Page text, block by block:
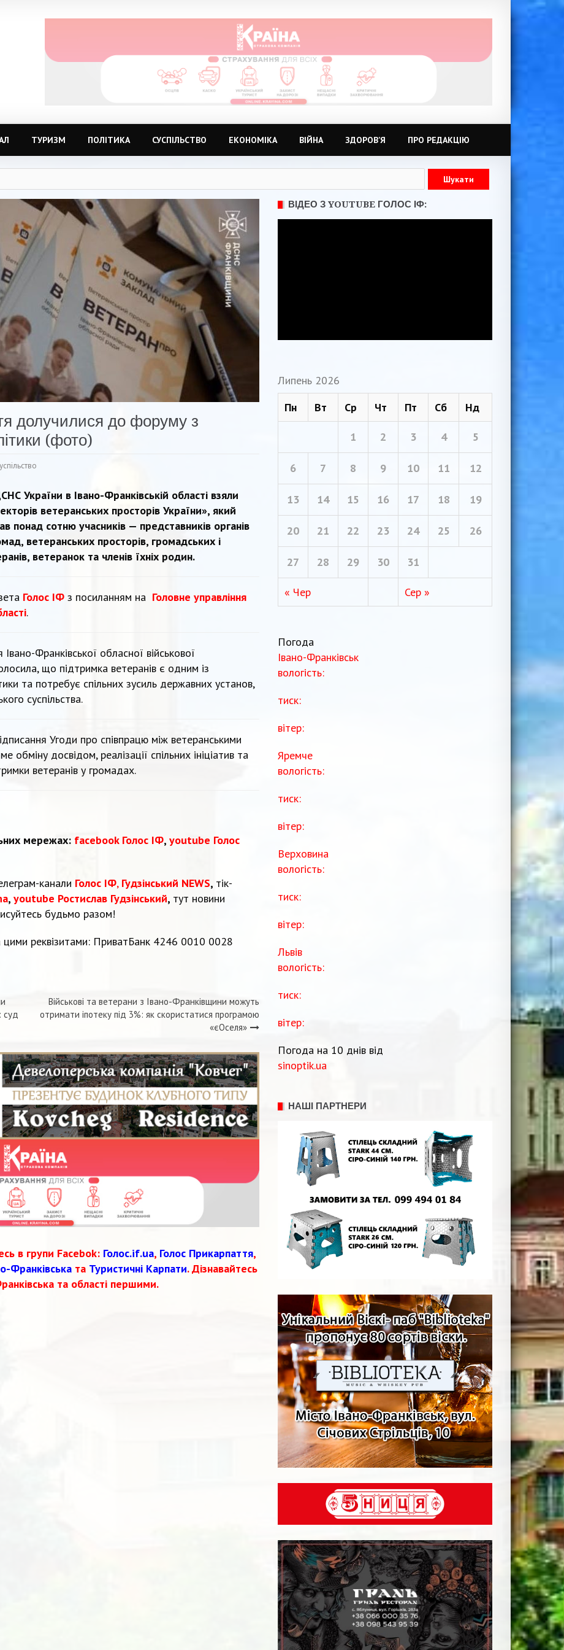
ТУРИЗМ ПОЛІТИКА СУСПІЛЬСТВО ЕКОНОМІКА ВІЙНА ЗДОРОВ’Я ПРО РЕДАКЦІЮ
долучилися до форуму з
(фото)
України в Івано-Франківській області взяли
ветеранських просторів України», який
понад сотню учасників — представників органів
ветеранських просторів, громадських і
ветеранок та членів їхніх родин.
Голос ІФ з посиланням на Головне управління
.
Франківської обласної військової
що підтримка ветеранів є одним із
та потребує спільних зусиль державних установ,
суспільства.
Угоди про співпрацю між ветеранськими
досвідом, реалізації спільних ініціатив та
ветеранів у громадах.
мережах: facebook Голос ІФ, youtube Голос
канали Голос ІФ, Гудзінський NEWS, тік-
, youtube Ростислав Гудзінський, тут новини
будьмо разом!
реквізитами: ПриватБанк 4246 0010 0028
суд
Військові та ветерани з Івано-Франківщини можуть
отримати іпотеку під 3%: як скористатися програмою
«єОселя»
в групи Facebok: Голос.if.ua, Голос Прикарпаття,
Франківськата Туристичні Карпати. Дізнавайтесь
та області першими.
ВІДЕО З YOUTUBE ГОЛОС ІФ:
Липень 2026
Пн
Вт Ср Чт Пт Сб Нд
« Чер Сер »
1 2 3 4 5
6 7 8 9 10 11 12
13 14 15 16 17 18 19
20 21 22 23 24 25 26
27 28 29 30 31
Погода
Івано-Франківськ
вологість:
тиск:
вітер:
Яремче
вологість:
тиск:
вітер:
Верховина
вологість:
тиск:
вітер:
Львів
вологість:
тиск:
вітер:
Погода на 10 днів від
sinoptik.ua
НАШІ ПАРТНЕРИ